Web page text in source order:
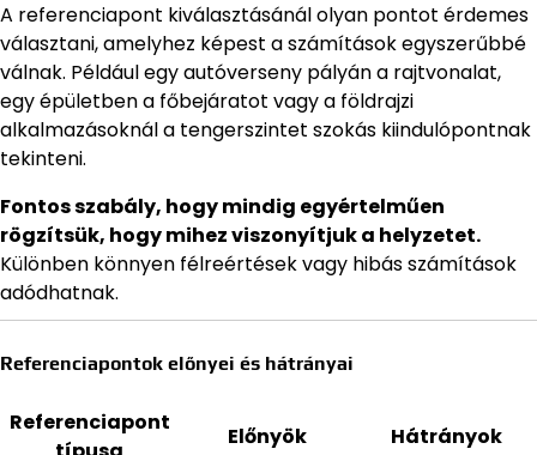
A referenciapont kiválasztásánál olyan pontot érdemes
választani, amelyhez képest a számítások egyszerűbbé
válnak. Például egy autóverseny pályán a rajtvonalat,
egy épületben a főbejáratot vagy a földrajzi
alkalmazásoknál a tengerszintet szokás kiindulópontnak
tekinteni.
Fontos szabály, hogy mindig egyértelműen
rögzítsük, hogy mihez viszonyítjuk a helyzetet.
Különben könnyen félreértések vagy hibás számítások
adódhatnak.
Referenciapontok előnyei és hátrányai
Referenciapont
Előnyök Hátrányok